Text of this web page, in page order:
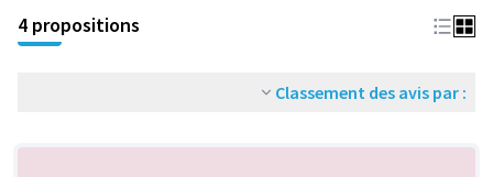
4 propositions
Classement des avis par :